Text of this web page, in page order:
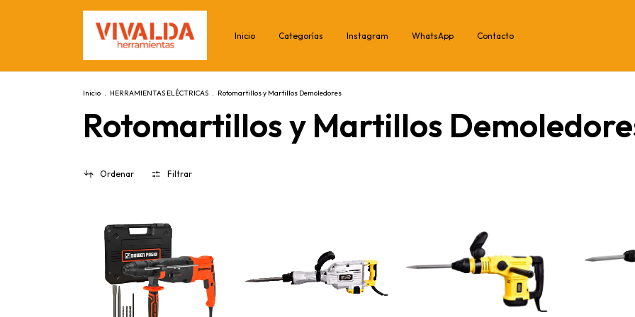
Inicio Categorías Instagram WhatsApp Contacto
Inicio . HERRAMIENTAS ELÉCTRICAS . Rotomartillos y Martillos Demoledores
Rotomartillos y Martillos
Ordenar Filtrar